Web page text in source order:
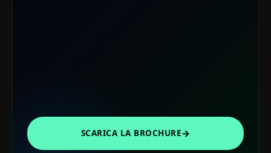
SCARICA LA BROCHURE→